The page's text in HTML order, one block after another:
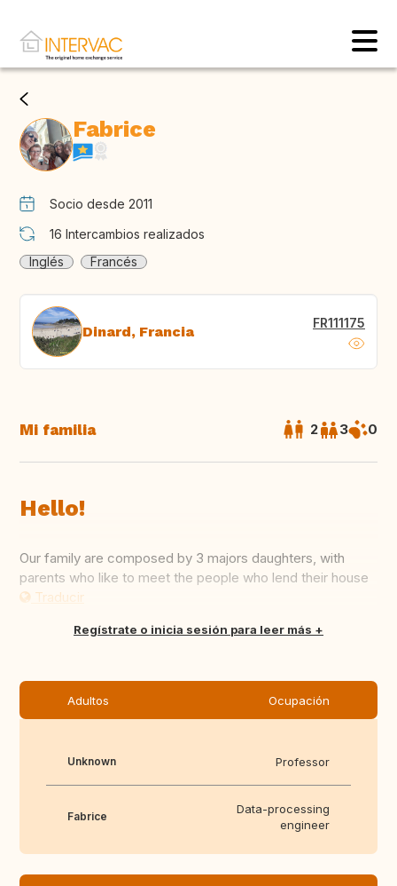
Fabrice
Socio desde 2011
16 Intercambios realizados
Inglés
Francés
Dinard, Francia FR111175
Mi familia 2 3 0
Hello!
Our family are composed by 3 majors daughters, with
parents who like to meet the people who lend their house
Traducir
Regístrate o inicia sesión para leer más
Adultos Ocupación
Unknown Professor
Fabrice
Data-processing
engineer